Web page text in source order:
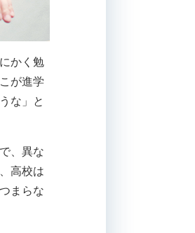
かく勉
が進学
な」と
、異な
高校は
まらな